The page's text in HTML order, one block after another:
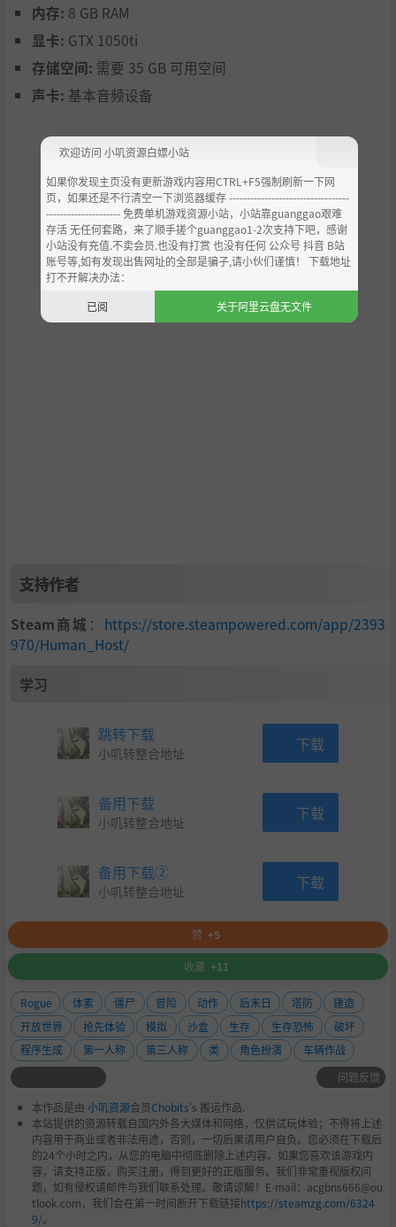
● 随机生成的10种地貌：
森林、废墟、沙漠、峡谷、雨林、雪地...等，共同组成一个
● 各种不同的枪械：
● 各种强大的陷阱：
内存: 8 GB RAM
显卡: GTX 1050ti
存储空间: 需要 35 GB 可用空间
声卡: 基本音频设备
支持作者
Steam商城 ： https://store.steampowered.com/app/2393
970/Human_Host/
学习
跳转下载
小叽转整合地址 下载
备用下载
小叽转整合地址 下载
备用下载②
小叽转整合地址 下载
赞 +5
收藏 +11
Rogue 体素 僵尸 冒险 动作 后末日 塔防
建造
开放世界
抢先体验 模拟 沙盒 生存 生存恐怖
破坏
程序生成
第一人称 第三人称 类 角色扮演
车辆作战
问题反馈
本作品是由 小叽资源会员Chobits's 搬运作品.
本站提供的资源转载自国内外各大媒体和网络，仅供试玩体验；不得将上述
内容用于商业或者非法用途，否则，一切后果请用户自负。您必须在下载后
的24个小时之内，从您的电脑中彻底删除上述内容。如果您喜欢该游戏内
容，请支持正版，购买注册，得到更好的正版服务。我们非常重视版权问
题，如有侵权请邮件与我们联系处理。敬请谅解！E-mail：acgbns666@ou
tlook.com，我们会在第一时间断开下载链接https://steamzg.com/6324
9/。
欢迎访问 小叽资源白嫖小站
如果你发现主页没有更新游戏内容用CTRL+F5强制刷新一下网
页，如果还是不行清空一下浏览器缓存 ----------------------------------
--------------------- 免费单机游戏资源小站，小站靠guanggao艰难
存活 无任何套路，来了顺手搓个guanggao1-2次支持下吧，感谢
小站没有充值.不卖会员.也没有打赏 也没有任何 公众号 抖音 B站
账号等,如有发现出售网址的全部是骗子,请小伙们谨慎！ 下载地址
打不开解决办法：
已阅
关于阿里云盘无文件